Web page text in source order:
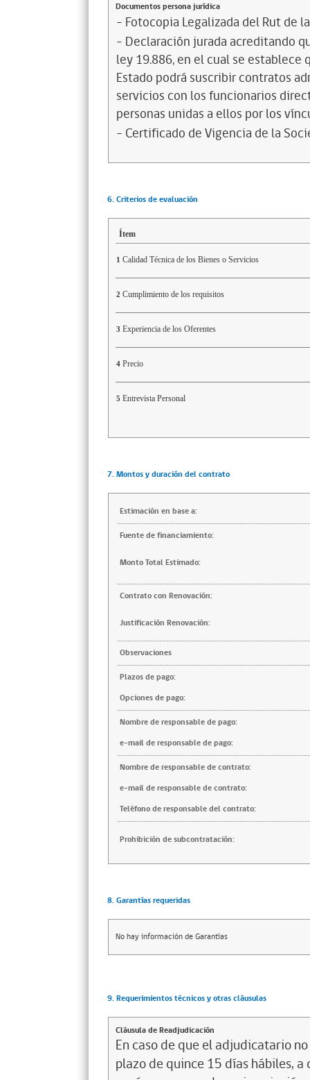
Documentos persona jurídica
- Fotocopia Legalizada del Rut de
- Declaración jurada acreditando
ley 19.886, en el cual se
Estado podrá suscribir contratos
servicios con los funcionarios
personas unidas a ellos por los
- Certificado de Vigencia de la
6. Criterios de evaluación
Ítem
1 Calidad Técnica de los Bienes o Servicios
2 Cumplimiento de los requisitos
3 Experiencia de los Oferentes
4 Precio
5 Entrevista Personal
7. Montos y duración del contrato
Estimación en base a:
Fuente de financiamiento:
Monto Total Estimado:
Contrato con Renovación:
Justificación Renovación:
Observaciones
Plazos de pago:
Opciones de pago:
Nombre de responsable de pago:
e-mail de responsable de pago:
Nombre de responsable de contrato:
e-mail de responsable de contrato:
Teléfono de responsable del contrato:
Prohibición de subcontratación:
8. Garantías requeridas
No hay información de Garantías
9. Requerimientos técnicos y otras cláusulas
Cláusula de Readjudicación
En caso de que el adjudicatario
plazo de quince 15 días hábiles,